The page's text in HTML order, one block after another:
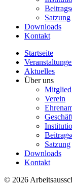
Satzung
Downloads
Kontakt
Startseite
Aktuelles
Über uns
Verein
Satzung
Downloads
Kontakt
© 2026